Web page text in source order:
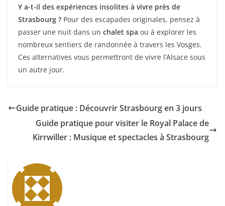
Y a-t-il des expériences insolites à vivre près de
Strasbourg ? Pour des escapades originales, pensez à
passer une nuit dans un chalet spa ou à explorer les
nombreux sentiers de randonnée à travers les Vosges.
Ces alternatives vous permettront de vivre l’Alsace sous
un autre jour.
Guide pratique : Découvrir Strasbourg en 3 jours
Guide pratique pour visiter le Royal Palace de
Kirrwiller : Musique et spectacles à Strasbourg